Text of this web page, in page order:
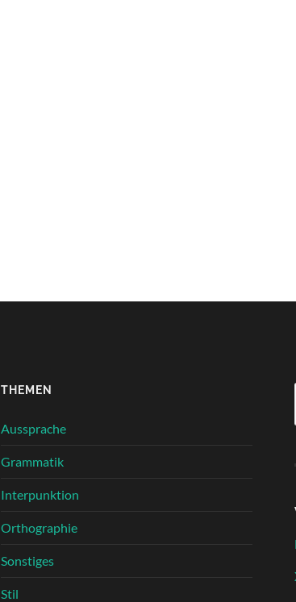
THEMEN
Aussprache
Grammatik
Interpunktion
Orthographie
Sonstiges
Stil